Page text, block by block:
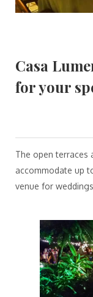
Casa
for your
The open terraces
accommodate up
venue for